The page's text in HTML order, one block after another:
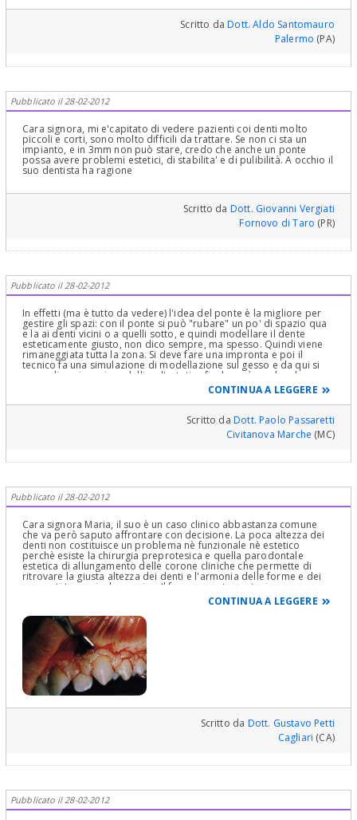
Scritto daDott. Aldo Santomauro
Palermo (PA)
Pubblicato il 28-02-2012
Cara signora, mi e'capitato di vedere pazienti coi denti molto
piccoli e corti, sono molto difficili da trattare. Se non ci sta un
impianto, e in 3mm non può stare, credo che anche un ponte
possa avere problemi estetici, di stabilita' e di pulibilità. A occhio il
suo dentista ha ragione
Scritto da Dott. Giovanni Vergiati
Fornovo di Taro (PR)
Pubblicato il 28-02-2012
In effetti (ma è tutto da vedere) l'idea del ponte è la migliore per
gestire gli spazi: con il ponte si può "rubare" un po' di spazio qua
e la ai denti vicini o a quelli sotto, e quindi modellare il dente
esteticamente giusto, non dico sempre, ma spesso. Quindi viene
rimaneggiata tutta la zona. Si deve fare una impronta e poi il
tecnico fa una simulazione di modellazione sul gesso e da qui si
cerca di capire sui modelli se l'estetica finale sarà gradevole e
quella che si cerca. E' un caso molto delicato, e va trattato senza
lezioni professorali. ma con molta lena e disponibilità. E' sicura
che l'agenesia riguarda il primo premolare superiore??
CONTINUA A LEGGERE
Scritto daDott. Paolo Passaretti
Civitanova Marche (MC)
Pubblicato il 28-02-2012
Cara signora Maria, il suo è un caso clinico abbastanza comune
che va però saputo affrontare con decisione. La poca altezza dei
denti non costituisce un problema nè funzionale nè estetico
perchè esiste la chirurgia preprotesica e quella parodontale
estetica di allungamento delle corone cliniche che permette di
ritrovare la giusta altezza dei denti e l'armonia delle forme e dei
rapporti tra essi e la gengiva. Il fare un ponte protesico
cambiando la forma ai denti e quindi anche al canino che non le
piace è fattibilissimo, sempre però nel rispetto della gnatologia
della sua bocca e della sua classe ortodontica! Il suo è un caso
"normalissimo" e non vedo cosa ci sia di complesso. Le cose o si
sanno fare o non si sanno fare! Non esistono cose difficili o facili!
Le posto un esempio di allungamento delle corone cliniche e di
chirurgia preprotesica. Non si spaventi, sono
"fesserie"!Cordialmente Gustavo Petti, Parodontologia,
Implantologia, Gnatologia e Riabilitazione Orale Completa in Casi
Clinici Complessi ed Ortodonzia e Pedodonzia la figlia Claudia
CONTINUA A LEGGERE
Scritto da Dott. Gustavo Petti
Cagliari (CA)
Pubblicato il 28-02-2012